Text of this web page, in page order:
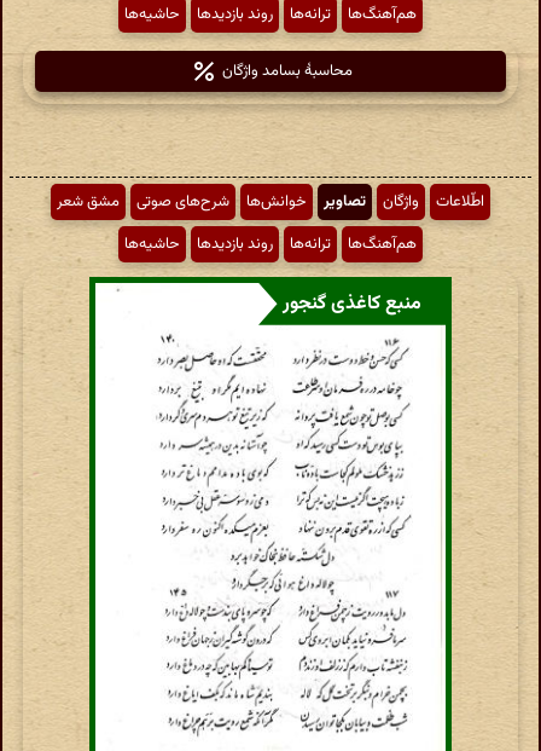
هم‌آهنگ‌ها
ترانه‌ها روند بازدیدها حاشیه‌ها
محاسبهٔ بسامد واژگان
اطّلاعات واژگان تصاویر خوانش‌ها شرح‌های صوتی
مشق شعر
هم‌آهنگ‌ها
ترانه‌ها روند بازدیدها حاشیه‌ها
منبع کاغذی گنجور